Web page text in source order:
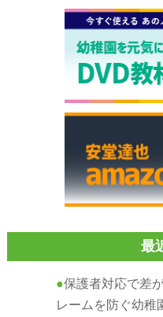
最
保護者対応で差
レームを防ぐ幼稚